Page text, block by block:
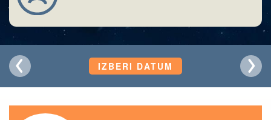
IZBERI DATUM